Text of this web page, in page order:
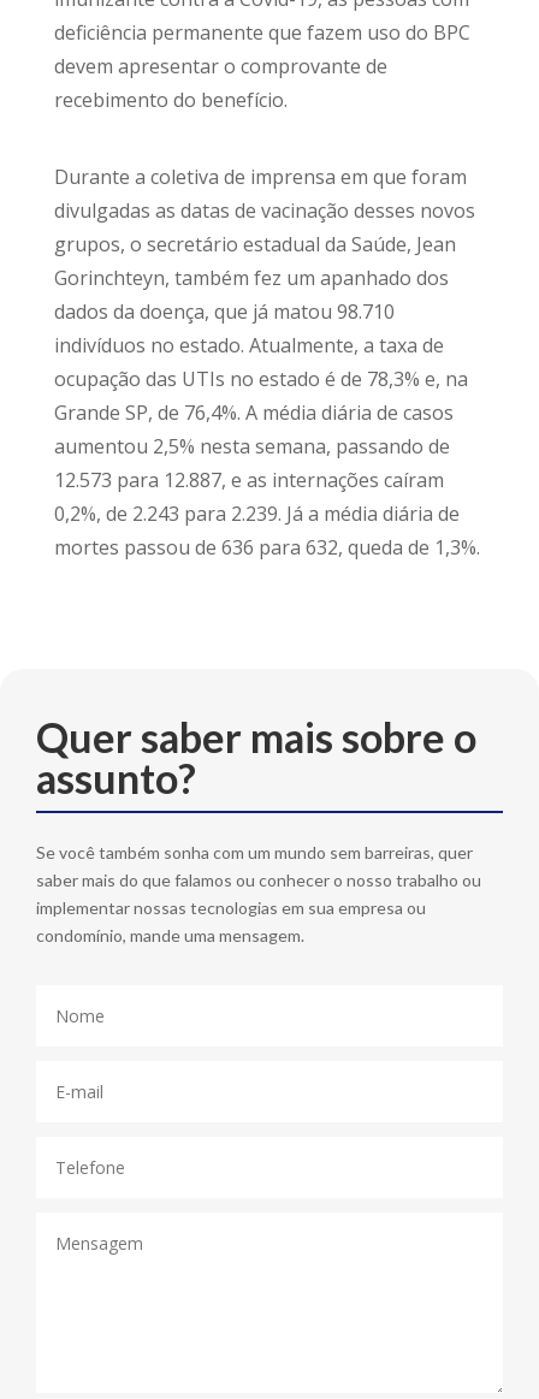
deficiência permanente que fazem uso do BPC
devem apresentar o comprovante de
recebimento do benefício.
Durante a coletiva de imprensa em que foram
divulgadas as datas de vacinação desses novos
grupos, o secretário estadual da Saúde, Jean
Gorinchteyn, também fez um apanhado dos
dados da doença, que já matou 98.710
indivíduos no estado. Atualmente, a taxa de
ocupação das UTIs no estado é de 78,3% e, na
Grande SP, de 76,4%. A média diária de casos
aumentou 2,5% nesta semana, passando de
12.573 para 12.887, e as internações caíram
0,2%, de 2.243 para 2.239. Já a média diária de
mortes passou de 636 para 632, queda de 1,3%.
Quer saber mais sobre o
assunto?
Se você também sonha com um mundo sem barreiras, quer
saber mais do que falamos ou conhecer o nosso trabalho ou
implementar nossas tecnologias em sua empresa ou
condomínio, mande uma mensagem.